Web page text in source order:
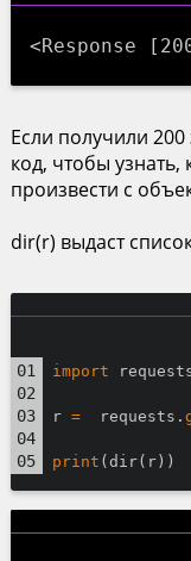
<Response
Если получили
код, чтобы
произвести с
dir(r) выдаст
import
r =
  requests.
print (dir(r))